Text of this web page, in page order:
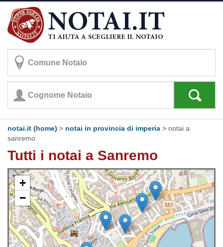
notai.it (home) > notai in provincia di imperia > notai a
sanremo
Tutti i notai a Sanremo
+
−